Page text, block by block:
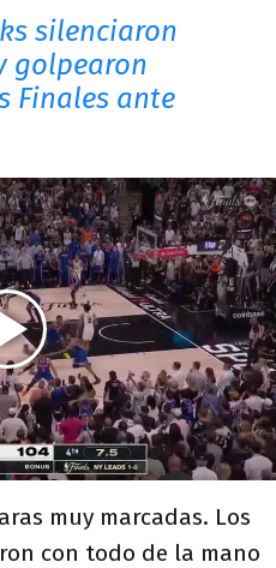
silenciaron
golpearon
Finales ante
muy marcadas. Los
con todo de la mano